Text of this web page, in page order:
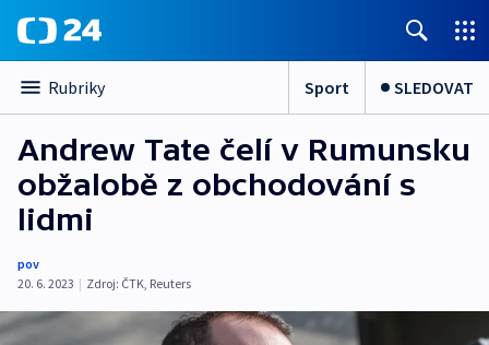
Rubriky Sport SLEDOVAT
Andrew Tate čelí v Rumunsku
obžalobě z obchodování s
lidmi
pov
20. 6. 2023 | Zdroj: ČTK, Reuters